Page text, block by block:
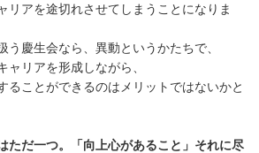
リアを途切れさせてしまうことになりま
う慶生会なら、異動というかたちで、
ャリアを形成しながら、
ることができるのはメリットではないかと
ただ一つ。「向上心があること」それに尽